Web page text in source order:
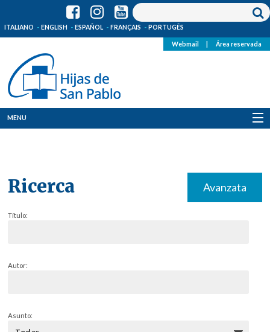
ITALIANO ENGLISH ESPAÑOL FRANÇAIS PORTUGÊS
Webmail Área reservada
MENU
Ricerca Avanzata
Título:
Autor:
Asunto: